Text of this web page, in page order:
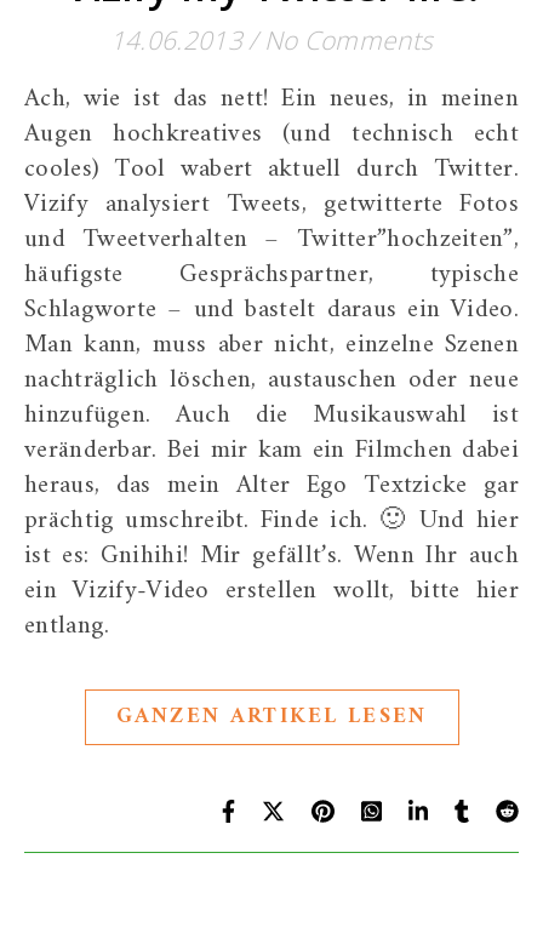
14.06.2013/ No Comments
Ach, wie ist das nett! Ein neues, in meinen
Augen hochkreatives (und technisch echt
cooles) Tool wabert aktuell durch Twitter.
Vizify analysiert Tweets, getwitterte Fotos
und Tweetverhalten – Twitter”hochzeiten”,
häufigste Gesprächspartner, typische
Schlagworte – und bastelt daraus ein Video.
Man kann, muss aber nicht, einzelne Szenen
nachträglich löschen, austauschen oder neue
hinzufügen. Auch die Musikauswahl ist
veränderbar. Bei mir kam ein Filmchen dabei
heraus, das mein Alter Ego Textzicke gar
prächtig umschreibt. Finde ich. 🙂 Und hier
ist es: Gnihihi! Mir gefällt’s. Wenn Ihr auch
ein Vizify-Video erstellen wollt, bitte hier
entlang.
GANZEN ARTIKEL LESEN